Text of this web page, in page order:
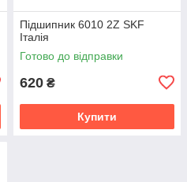
Підшипник 6010 2Z SKF
Італія
Готово до відправки
620 ₴
Купити